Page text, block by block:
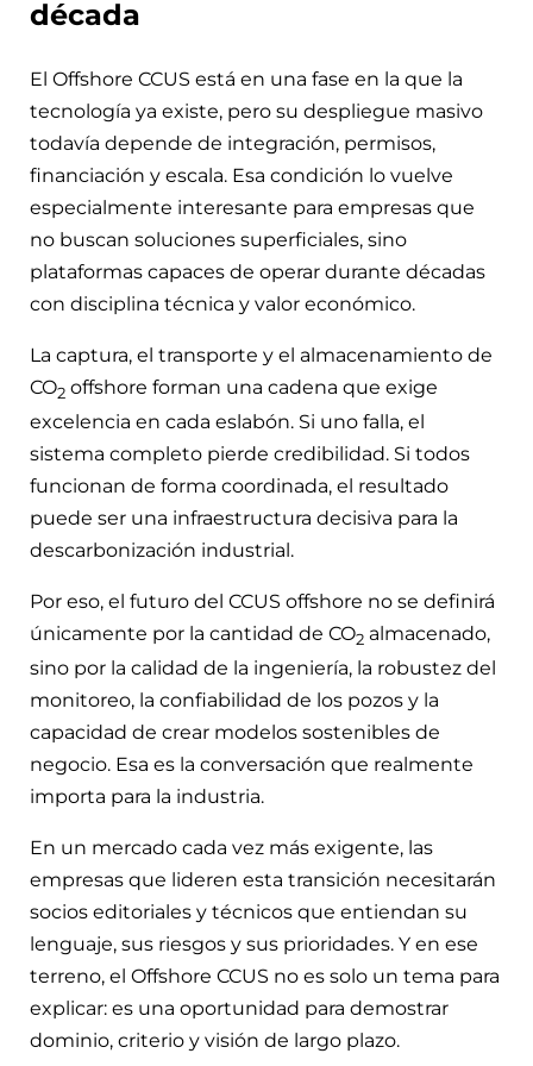
década
El Offshore CCUS está en una fase en la que la
tecnología ya existe, pero su despliegue masivo
todavía depende de integración, permisos,
financiación y escala. Esa condición lo vuelve
especialmente interesante para empresas que
no buscan soluciones superficiales, sino
plataformas capaces de operar durante décadas
con disciplina técnica y valor económico.
La captura, el transporte y el almacenamiento de
CO2 offshore forman una cadena que exige
excelencia en cada eslabón. Si uno falla, el
sistema completo pierde credibilidad. Si todos
funcionan de forma coordinada, el resultado
puede ser una infraestructura decisiva para la
descarbonización industrial.
Por eso, el futuro del CCUS offshore no se definirá
únicamente por la cantidad de CO2 almacenado,
sino por la calidad de la ingeniería, la robustez del
monitoreo, la confiabilidad de los pozos y la
capacidad de crear modelos sostenibles de
negocio. Esa es la conversación que realmente
importa para la industria.
En un mercado cada vez más exigente, las
empresas que lideren esta transición necesitarán
socios editoriales y técnicos que entiendan su
lenguaje, sus riesgos y sus prioridades. Y en ese
terreno, el Offshore CCUS no es solo un tema para
explicar: es una oportunidad para demostrar
dominio, criterio y visión de largo plazo.